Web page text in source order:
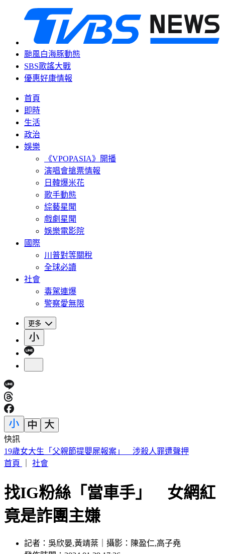
颱風白海豚動態
SBS歌謠大戰
優惠好康情報
首頁
即時
生活
政治
娛樂
《VPOPASIA》開播
演唱會搶票情報
日韓爆米花
歌手動態
綜藝星聞
戲劇星聞
娛樂電影院
國際
川普對等關稅
全球必讀
社會
毒駕連爆
警察愛無限
更多
快訊
來辯論啊！鞭刑公投藍白分歧？黃國昌：白委將先4對4辯論
首頁
社會
找IG粉絲「當車手」 女網紅
竟是詐團主嫌
記者：吳欣晏,黃靖棻｜攝影：陳盈仁,高子堯